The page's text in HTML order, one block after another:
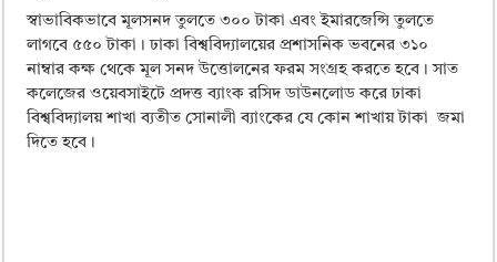
স্বাভাবিকভাবে মূলসনদ তুলতে ৩০০ টাকা এবং ইমারজেন্সি তুলতে
লাগবে ৫৫০ টাকা। ঢাকা বিশ্ববিদ্যালয়ের প্রশাসনিক ভবনের ৩১০
নাম্বার কক্ষ থেকে মূল সনদ উত্তোলনের ফরম সংগ্রহ করতে হবে। সাত
কলেজের ওয়েবসাইটে প্রদত্ত ব্যাংক রসিদ ডাউনলোড করে ঢাকা
বিশ্ববিদ্যালয় শাখা ব্যতীত সোনালী ব্যাংকের যে কোন শাখায় টাকা জমা
দিতে হবে।